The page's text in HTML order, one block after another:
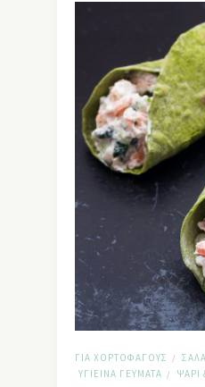
ΓΙΑ ΧΟΡΤΟΦΆΓΟΥΣ /
ΥΓΙΕΙΝΆ ΓΕΎΜΑΤΑ / ΨΆΡΙ